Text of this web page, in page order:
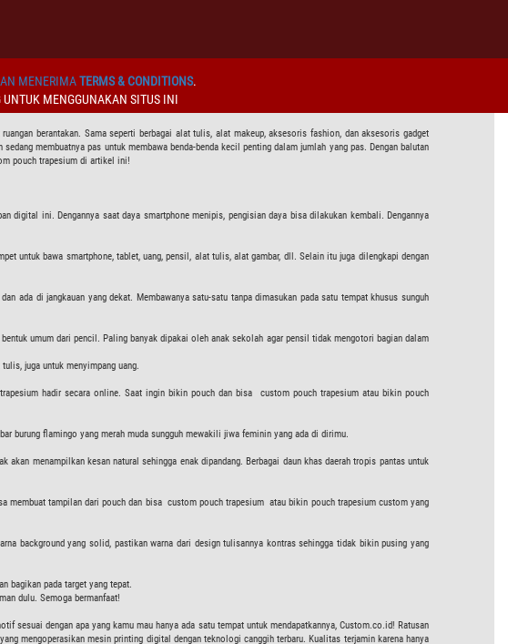
MENERIMATERMS & CONDITIONS.
MENGGUNAKAN SITUS INI
berantakan. Sama seperti berbagai alat tulis, alat makeup, aksesoris fashion, dan aksesoris gadget
membuatnya pas untuk membawa benda-benda kecil penting dalam jumlah yang pas. Dengan balutan
pouch trapesium di artikel ini!
digital ini. Dengannya saat daya smartphone menipis, pengisian daya bisa dilakukan kembali. Dengannya
untuk bawa smartphone, tablet, uang, pensil, alat tulis, alat gambar, dll. Selain itu juga dilengkapi dengan
ada di jangkauan yang dekat. Membawanya satu-satu tanpa dimasukan pada satu tempat khusus sunguh
umum dari pencil. Paling banyak dipakai oleh anak sekolah agar pensil tidak mengotori bagian dalam
juga untuk menyimpang uang.
hadir secara online. Saat ingin bikin pouch dan bisa custom pouch trapesium atau bikin pouch
burung flamingo yang merah muda sungguh mewakili jiwa feminin yang ada di dirimu.
menampilkan kesan natural sehingga enak dipandang. Berbagai daun khas daerah tropis pantas untuk
membuat tampilan dari pouch dan bisa custom pouch trapesium atau bikin pouch trapesium custom yang
background yang solid, pastikan warna dari design tulisannya kontras sehingga tidak bikin pusing yang
bagikan pada target yang tepat.
dulu. Semoga bermanfaat!
sesuai dengan apa yang kamu mau hanya ada satu tempat untuk mendapatkannya, Custom.co.id! Ratusan
mengoperasikan mesin printing digital dengan teknologi canggih terbaru. Kualitas terjamin karena hanya